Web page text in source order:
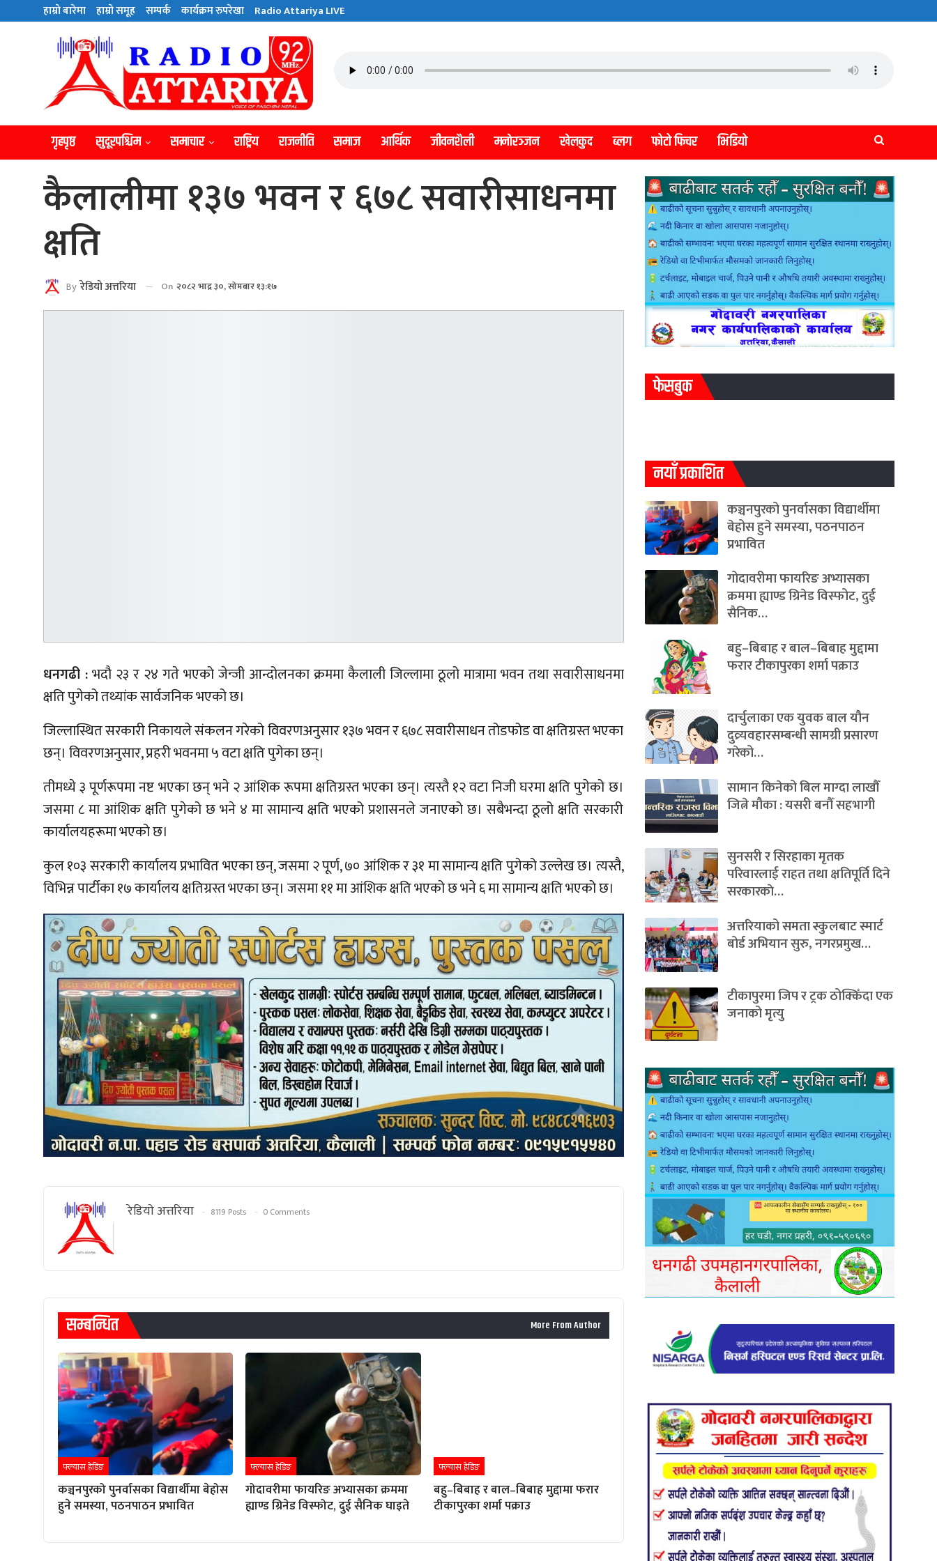
हाम्राे बारेमा हाम्राे समूह सम्पर्क कार्यक्रम रुपरेखा Radio Attariya LIVE
गृहपृष्ठ सुदूरपश्चिम समाचार राष्ट्रिय राजनीति समाज आर्थिक जीवनशैली मनाेरञ्जन खेलकुद ब्लग फोटो फिचर भिडियो
कैलालीमा १३७ भवन र ६७८ सवारीसाधनमा
क्षति
By रेडियाे अत्तरिया On २०८२ भाद्र ३०, सोमबार १३:१७
धनगढी :भदौ २३ र २४ गते भएको जेन्जी आन्दोलनका क्रममा कैलाली जिल्लामा ठूलो मात्रामा भवन तथा सवारीसाधनमा
क्षति पुगेको तथ्यांक सार्वजनिक भएको छ।
जिल्लास्थित सरकारी निकायले संकलन गरेको विवरणअनुसार १३७ भवन र ६७८ सवारीसाधन तोडफोड वा क्षतिग्रस्त भएका
छन्। विवरणअनुसार, प्रहरी भवनमा ५ वटा क्षति पुगेका छन्।
तीमध्ये ३ पूर्णरूपमा नष्ट भएका छन् भने २ आंशिक रूपमा क्षतिग्रस्त भएका छन्। त्यस्तै १२ वटा निजी घरमा क्षति पुगेको छ।
जसमा ८ मा आंशिक क्षति पुगेको छ भने ४ मा सामान्य क्षति भएको प्रशासनले जनाएको छ। सबैभन्दा ठूलो क्षति सरकारी
कार्यालयहरूमा भएको छ।
कुल १०३ सरकारी कार्यालय प्रभावित भएका छन्, जसमा २ पूर्ण, ७० आंशिक र ३१ मा सामान्य क्षति पुगेको उल्लेख छ। त्यस्तै,
विभिन्न पार्टीका १७ कार्यालय क्षतिग्रस्त भएका छन्। जसमा ११ मा आंशिक क्षति भएको छ भने ६ मा सामान्य क्षति भएको छ।
रेडियाे अत्तरिया 8119 Posts 0 Comments
सम्बन्धित More From Author
फ्ल्यास हेडिङ
कञ्चनपुरको पुनर्वासका विद्यार्थीमा बेहोस
हुने समस्या, पठनपाठन प्रभावित
फ्ल्यास हेडिङ
गोदावरीमा फायरिङ अभ्यासका क्रममा
ह्याण्ड ग्रिनेड विस्फोट, दुई सैनिक घाइते
फ्ल्यास हेडिङ
बहु–बिबाह र बाल–बिबाह मुद्दामा फरार
टीकापुरका शर्मा पक्राउ
फेसबुक
नयाँ प्रकाशित
कञ्चनपुरको पुनर्वासका विद्यार्थीमा
बेहोस हुने समस्या, पठनपाठन
प्रभावित
गोदावरीमा फायरिङ अभ्यासका
क्रममा ह्याण्ड ग्रिनेड विस्फोट, दुई
सैनिक…
बहु–बिबाह र बाल–बिबाह मुद्दामा
फरार टीकापुरका शर्मा पक्राउ
दार्चुलाका एक युवक बाल यौन
दुव्र्यवहारसम्बन्धी सामग्री प्रसारण
गरेको…
सामान किनेको बिल माग्दा लाखौँ
जित्ने मौका : यसरी बनौँ सहभागी
सुनसरी र सिरहाका मृतक
परिवारलाई राहत तथा क्षतिपूर्ति दिने
सरकारकाे…
अत्तरियाको समता स्कुलबाट स्मार्ट
बोर्ड अभियान सुरु, नगरप्रमुख…
टीकापुरमा जिप र ट्रक ठोक्किँदा एक
जनाको मृत्यु